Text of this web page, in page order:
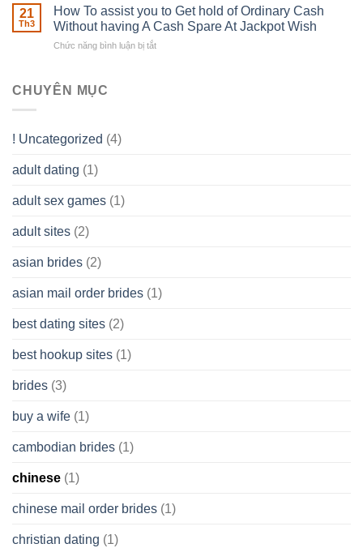
Ones
own
What
really
Basics
of
a
21
Th3
How To assist you to Get hold of Ordinary Cash
Without having A Cash Spare At Jackpot Wish
Chức năng bình luận bị tắt
Wish
CHUYÊN MỤC
! Uncategorized (4)
adult dating (1)
adult sex games (1)
adult sites (2)
asian brides (2)
asian mail order brides (1)
best dating sites (2)
best hookup sites (1)
brides (3)
buy a wife (1)
cambodian brides (1)
chinese (1)
chinese mail order brides (1)
christian dating (1)